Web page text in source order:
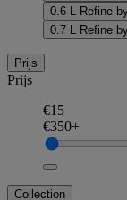
0.6 L
Refine
0.7 L
Refine
Prijs
Prijs
€15
€350+
Collection